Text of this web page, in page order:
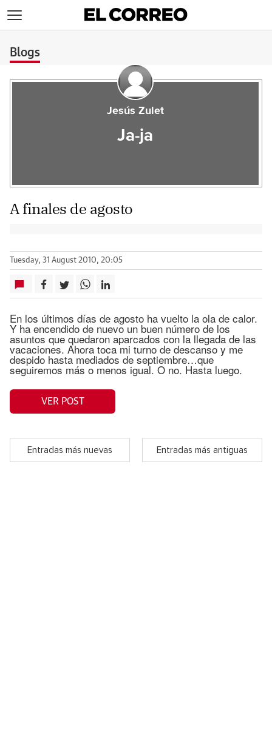
Blogs
Jesús Zulet
Ja-ja
A finales de agosto
Tuesday, 31 August 2010, 20:05
En los últimos días de agosto ha vuelto la ola de calor.
Y ha encendido de nuevo un buen número de los
asuntos que quedaron aparcados con la llegada de las
vacaciones. Ahora toca mi turno de descanso y me
despido hasta mediados de septiembre…que
seguiremos más o menos igual. O no. Hasta luego.
VER POST
Entradas más nuevas Entradas más antiguas